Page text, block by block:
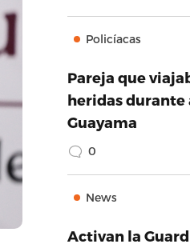
Policíacas
Pareja que
heridas durante
Guayama
0
News
Activan la